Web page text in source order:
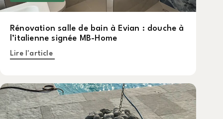
Rénovation salle de bain à Evian : douche à
l’italienne signée MB-Home
Lire l'article